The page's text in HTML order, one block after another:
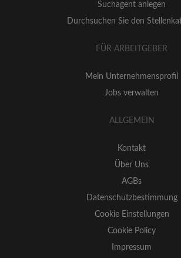
Suchagent anlegen
Durchsuchen Sie den
FÜR ARBEITGEBER
Mein Unternehmensprofil
Jobs verwalten
ALLGEMEIN
Kontakt
Über Uns
AGBs
Datenschutzbestimmung
Cookie Einstellungen
Cookie Policy
Impressum